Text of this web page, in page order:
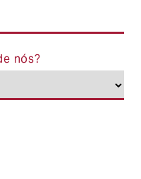
nós?